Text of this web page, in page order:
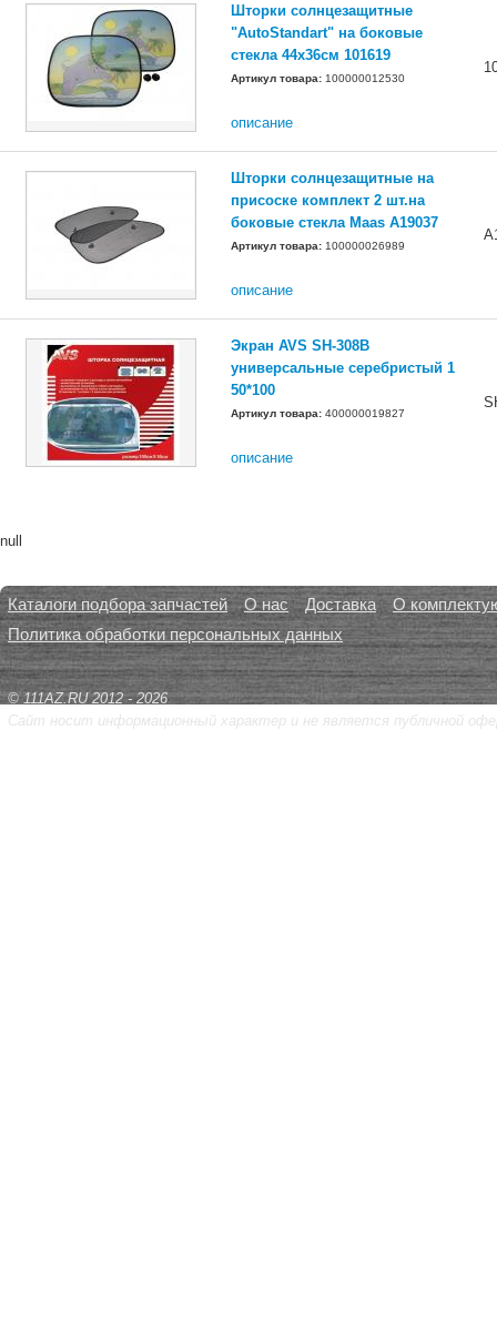
Шторки солнцезащитные
"AutoStandart" на боковые
стекла 44х36см 101619
Артикул товара: 100000012530
описание
Шторки солнцезащитные на
присоске комплект 2 шт.на
боковые стекла Maas A19037
Артикул товара: 100000026989
описание
Экран AVS SH-308B
универсальные серебристый 1
50*100
Артикул товара: 400000019827
описание
null
Каталоги подбора запчастей О нас Доставка
О
Политика обработки персональных данных
© 111AZ.RU 2012 - 2026
Сайт носит информационный характер и не является публичной